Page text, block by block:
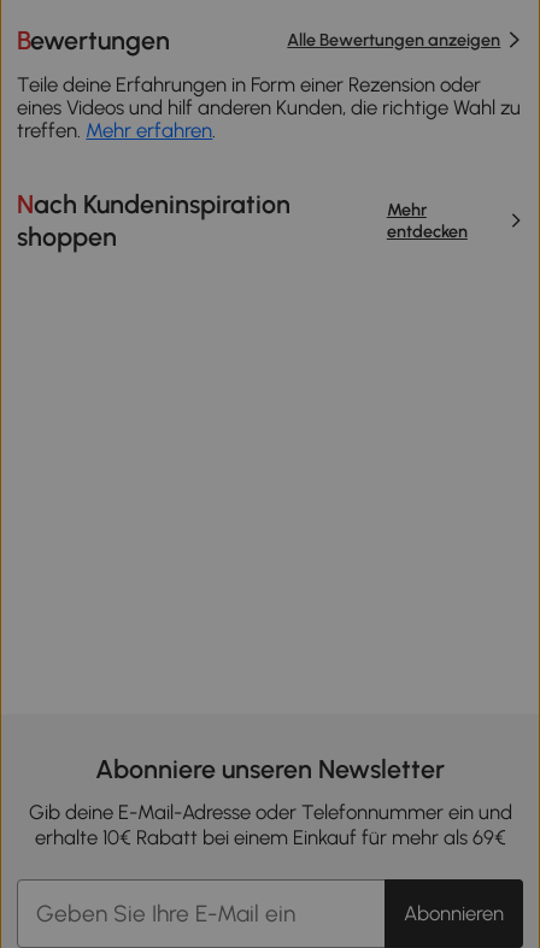
Bewertungen Alle Bewertungen anzeigen
Teile deine Erfahrungen in Form einer Rezension oder
eines Videos und hilf anderen Kunden, die richtige Wahl zu
treffen. Mehr erfahren.
Nach Kundeninspiration
shoppen
Mehr
entdecken
Abonniere unseren Newsletter
Gib deine E-Mail-Adresse oder Telefonnummer ein und
erhalte 10€ Rabatt bei einem Einkauf für mehr als 69€
Abonnieren